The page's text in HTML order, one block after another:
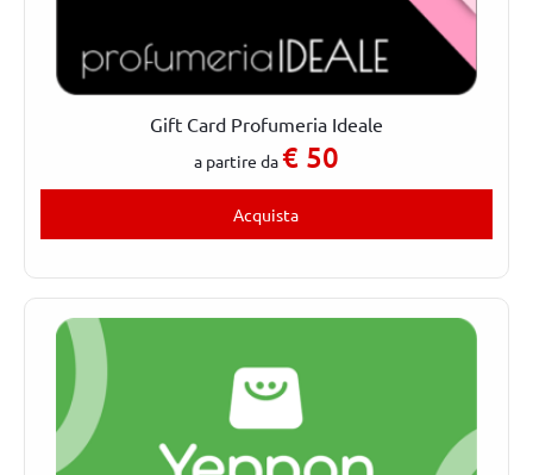
Gift Card Profumeria Ideale
a partire da€ 50
Acquista